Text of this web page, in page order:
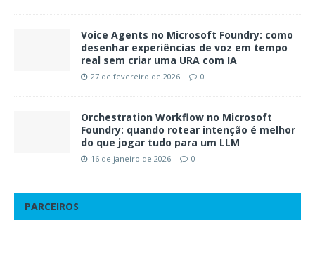
Voice Agents no Microsoft Foundry: como
desenhar experiências de voz em tempo
real sem criar uma URA com IA
27 de fevereiro de 2026 0
Orchestration Workflow no Microsoft
Foundry: quando rotear intenção é melhor
do que jogar tudo para um LLM
16 de janeiro de 2026 0
PARCEIROS